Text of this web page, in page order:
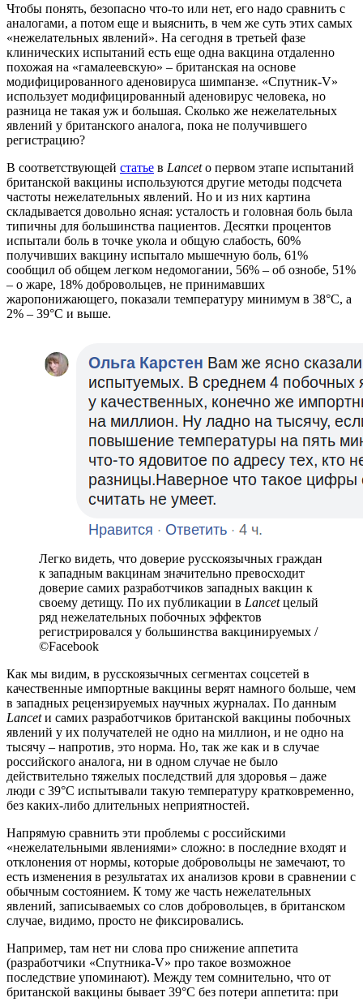
Чтобы понять, безопасно что-то или нет, его надо сравнить с
аналогами, а потом еще и выяснить, в чем же суть этих самых
«нежелательных явлений». На сегодня в третьей фазе
клинических испытаний есть еще одна вакцина отдаленно
похожая на «гамалеевскую» – британская на основе
модифицированного аденовируса шимпанзе. «Спутник-V»
использует модифицированный аденовирус человека, но
разница не такая уж и большая. Сколько же нежелательных
явлений у британского аналога, пока не получившего
регистрацию?
В соответствующей статье в Lancetо первом этапе испытаний
британской вакцины используются другие методы подсчета
частоты нежелательных явлений. Но и из них картина
складывается довольно ясная: усталость и головная боль была
типичны для большинства пациентов. Десятки процентов
испытали боль в точке укола и общую слабость, 60%
получивших вакцину испытало мышечную боль, 61%
сообщил об общем легком недомогании, 56% – об ознобе, 51%
– о жаре, 18% добровольцев, не принимавших
жаропонижающего, показали температуру минимум в 38°C, а
2% – 39°C и выше.
Легко видеть, что доверие русскоязычных граждан
к западным вакцинам значительно превосходит
доверие самих разработчиков западных вакцин к
своему детищу. По их публикации в Lancetцелый
ряд нежелательных побочных эффектов
регистрировался у большинства вакцинируемых /
©Facebook
Как мы видим, в русскоязычных сегментах соцсетей в
качественные импортные вакцины верят намного больше, чем
в западных рецензируемых научных журналах. По данным
Lancetи самих разработчиков британской вакцины побочных
явлений у их получателей не одно на миллион, и не одно на
тысячу – напротив, это норма. Но, так же как и в случае
российского аналога, ни в одном случае не было
действительно тяжелых последствий для здоровья – даже
люди с 39°C испытывали такую температуру кратковременно,
без каких-либо длительных неприятностей.
Напрямую сравнить эти проблемы с российскими
«нежелательными явлениями» сложно: в последние входят и
отклонения от нормы, которые добровольцы не замечают, то
есть изменения в результатах их анализов крови в сравнении с
обычным состоянием. К тому же часть нежелательных
явлений, записываемых со слов добровольцев, в британском
случае, видимо, просто не фиксировались.
Например, там нет ни слова про снижение аппетита
(разработчики «Спутника-V» про такое возможное
последствие упоминают). Между тем сомнительно, что от
британской вакцины бывает 39°C без потери аппетита: при